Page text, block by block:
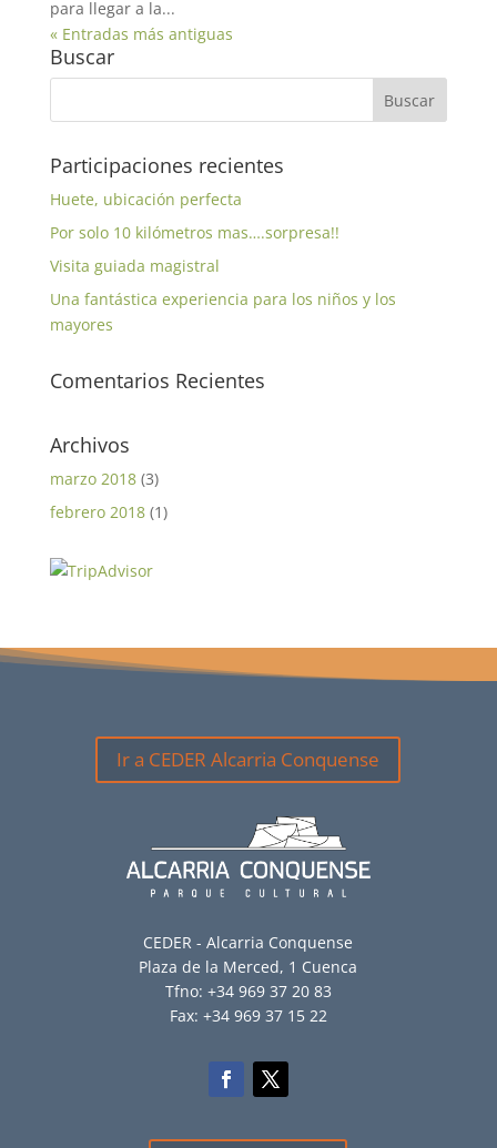
para llegar a la...
« Entradas más antiguas
Buscar
Participaciones recientes
Huete, ubicación perfecta
Por solo 10 kilómetros mas….sorpresa!!
Visita guiada magistral
Una fantástica experiencia para los niños y los
mayores
Comentarios Recientes
Archivos
marzo 2018(3)
febrero 2018(1)
Ir a CEDER Alcarria Conquense
CEDER - Alcarria Conquense
Plaza de la Merced, 1 Cuenca
Tfno: +34 969 37 20 83
Fax: +34 969 37 15 22